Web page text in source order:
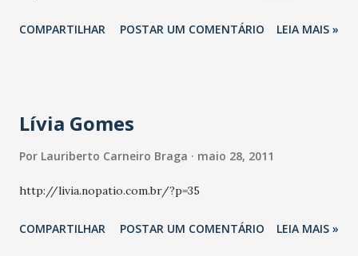
Terceirona Brasileirão
COMPARTILHAR POSTAR UM COMENTÁRIO LEIA MAIS »
Lívia Gomes
Por Lauriberto Carneiro Braga maio 28, 2011
http://livia.nopatio.com.br/?p=35
COMPARTILHAR POSTAR UM COMENTÁRIO LEIA MAIS »